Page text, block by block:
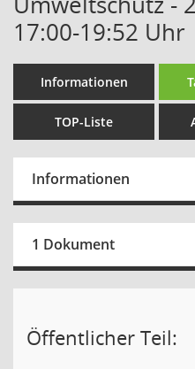
17:00-19:52 Uhr
Informationen
TOP-Liste
Informationen
1 Dokument
Öffentlicher Teil: